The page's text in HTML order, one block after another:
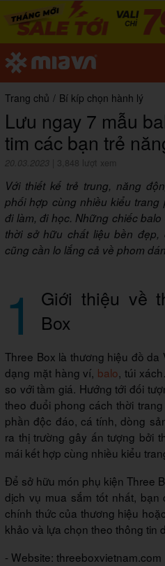
Trang chủ / Bí kíp chọn hành lý
Lưu ngay 7 mẫu
tim các bạn trẻ
20.03.2023 3,848 lượt xem
Với thiết kế trẻ trung, năng
phối hợp cùng nhiều kiểu
đi làm, đi học. Những chiếc
thời sở hữu chất liệu bền
cũng cần lo lắng cả về phom
1
Giới thiệu về
Box
Three Box là thương hiệu đồ
dạng mặt hàng ví, balo, túi
so với tầm giá. Hướng tới đối
theo đuổi phong cách thời
phần độc đáo, cá tính, dòng
ra thị trường gây ấn tượng bởi
mái kết hợp cùng nhiều kiểu
Để sở hữu món phụ kiện Three
dịch vụ mua sắm tốt nhất,
chính thức của thương hiệu
khảo và lựa chọn theo thông tin
- Website: threeboxvietnam.com